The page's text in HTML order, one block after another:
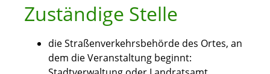
Zuständige Stelle
die Straßenverkehrsbehörde des Ortes, an
dem die Veranstaltung beginnt: